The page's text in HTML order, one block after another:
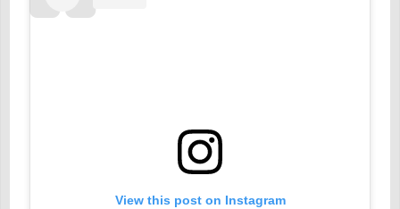
View this post on Instagram